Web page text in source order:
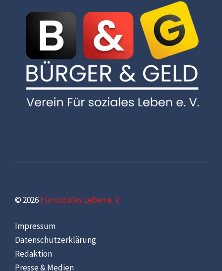
© 2026Für soziales Leben e. V.
Impressum
Datenschutzerklärung
Redaktion
Presse & Medien